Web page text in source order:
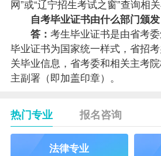
网”或“辽宁招生考试之窗”查询相关
自考毕业证书由什么部门颁发
答： 考生毕业证书是由省考
毕业证书为国家统一样式，省招
关毕业信息，省考委和相关主考
主副署（即加盖印章）。
热门专业 报名咨询
法律专业